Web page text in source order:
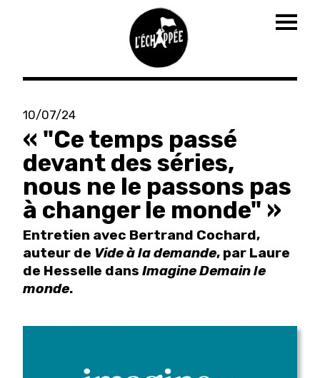
Aller
contenu
principal
10/07/24
« "Ce temps passé
devant des séries,
nous ne le passons pas
à changer le monde" »
Entretien avec Bertrand Cochard,
auteur de Vide à la demande, par Laure
de Hesselle dans Imagine Demain le
monde.